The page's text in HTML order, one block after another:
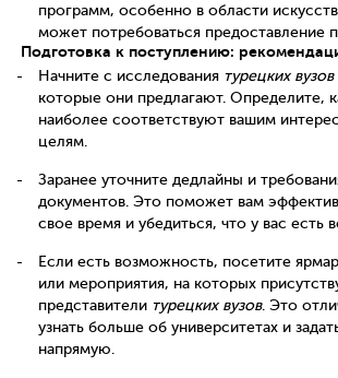
программ, особенно в области
может потребоваться предоставление
Подготовка к поступлению:
Начните с исследования турецких вузов
которые они предлагают. Определите,
наиболее соответствуют вашим
целям.
Заранее уточните дедлайны и
документов. Это поможет вам
свое время и убедиться, что у вас есть
Если есть возможность, посетите
или мероприятия, на которых
представители турецких вузов. Это
узнать больше об университетах и
напрямую.